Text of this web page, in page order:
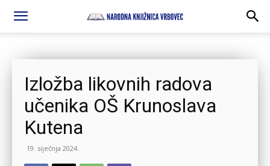
Izložba likovnih radova
učenika OŠ Krunoslava
Kutena
19. siječnja 2024.